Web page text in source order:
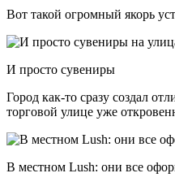
Вот такой огромный якорь
И просто сувениры
Город как-то сразу создал
торговой улице уже
В местном Lush: они все